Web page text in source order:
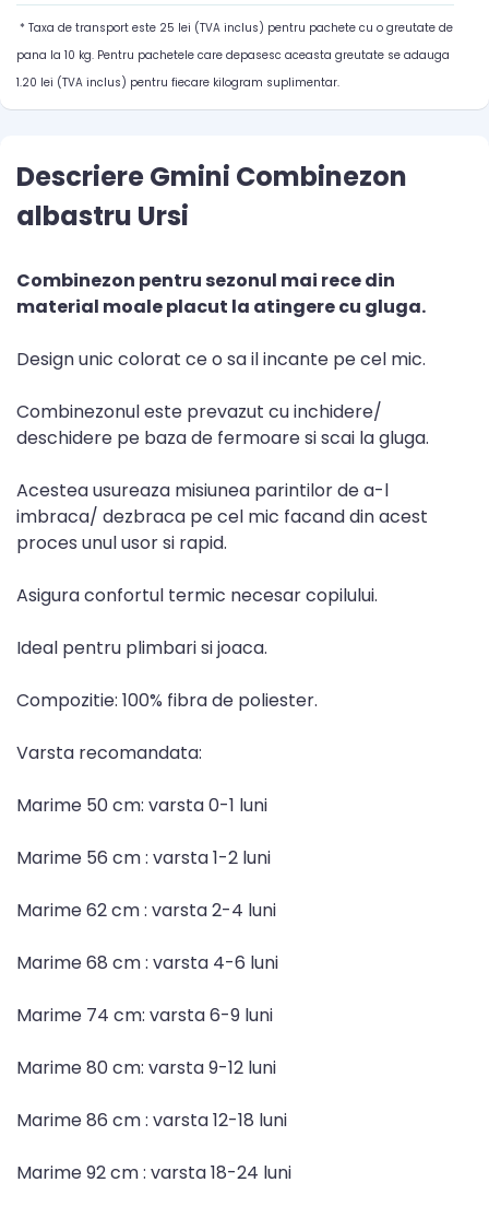
* Taxa de transport este 25 lei (TVA inclus) pentru pachete cu o greutate de
pana la 10 kg. Pentru pachetele care depasesc aceasta greutate se adauga
1.20 lei (TVA inclus) pentru fiecare kilogram suplimentar.
Descriere Gmini Combinezon
albastru Ursi
Combinezon pentru sezonul mai rece din
material moale placut la atingere cu gluga.
Design unic colorat ce o sa il incante pe cel mic.
Combinezonul este prevazut cu inchidere/
deschidere pe baza de fermoare si scai la gluga.
Acestea usureaza misiunea parintilor de a-l
imbraca/ dezbraca pe cel mic facand din acest
proces unul usor si rapid.
Asigura confortul termic necesar copilului.
Ideal pentru plimbari si joaca.
Compozitie: 100% fibra de poliester.
Varsta recomandata:
Marime 50 cm: varsta 0-1 luni
Marime 56 cm : varsta 1-2 luni
Marime 62 cm : varsta 2-4 luni
Marime 68 cm : varsta 4-6 luni
Marime 74 cm: varsta 6-9 luni
Marime 80 cm: varsta 9-12 luni
Marime 86 cm : varsta 12-18 luni
Marime 92 cm : varsta 18-24 luni